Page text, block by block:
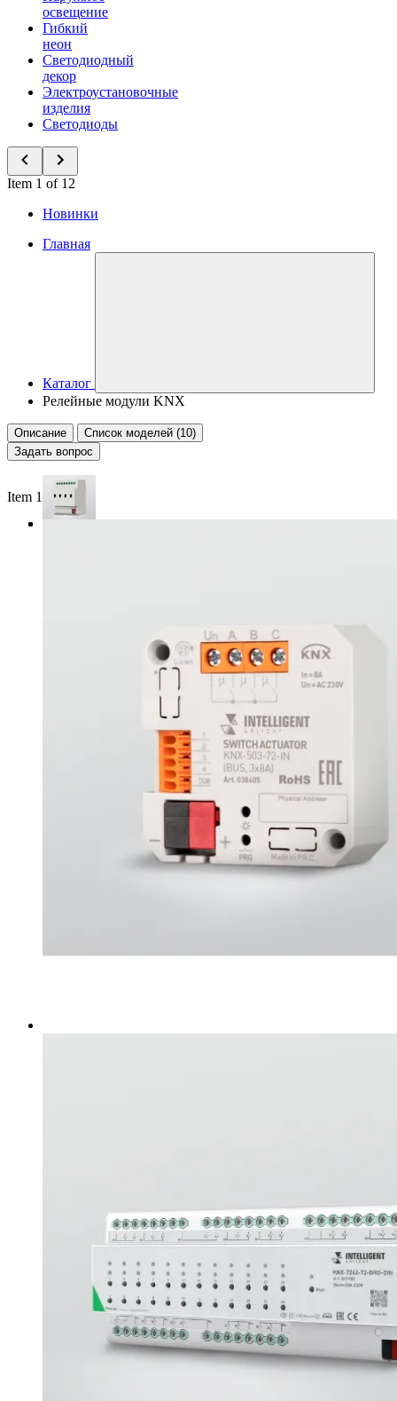
освещение
Гибкий
неон
Светодиодный
декор
Электроустановочные
изделия
Светодиоды
Item 1 of 12
Новинки
Главная
Каталог
Релейные модули KNX
Описание
Список моделей (10)
Задать вопрос
Item 1 of 3